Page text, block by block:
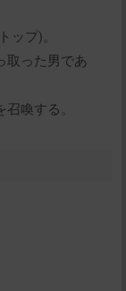
プ)。
取った男であ
喚する。